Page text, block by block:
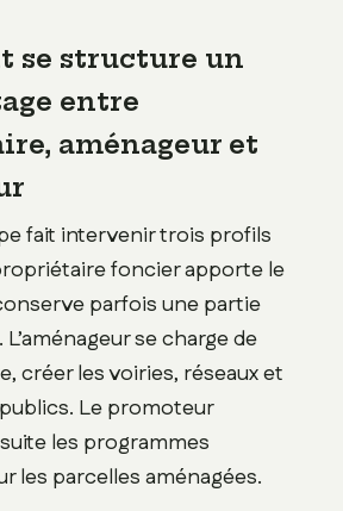
se structure un
entre
aménageur et
fait intervenir trois profils
foncier apporte le
parfois une partie
se charge de
créer les voiries, réseaux et
Le promoteur
les programmes
les parcelles aménagées.